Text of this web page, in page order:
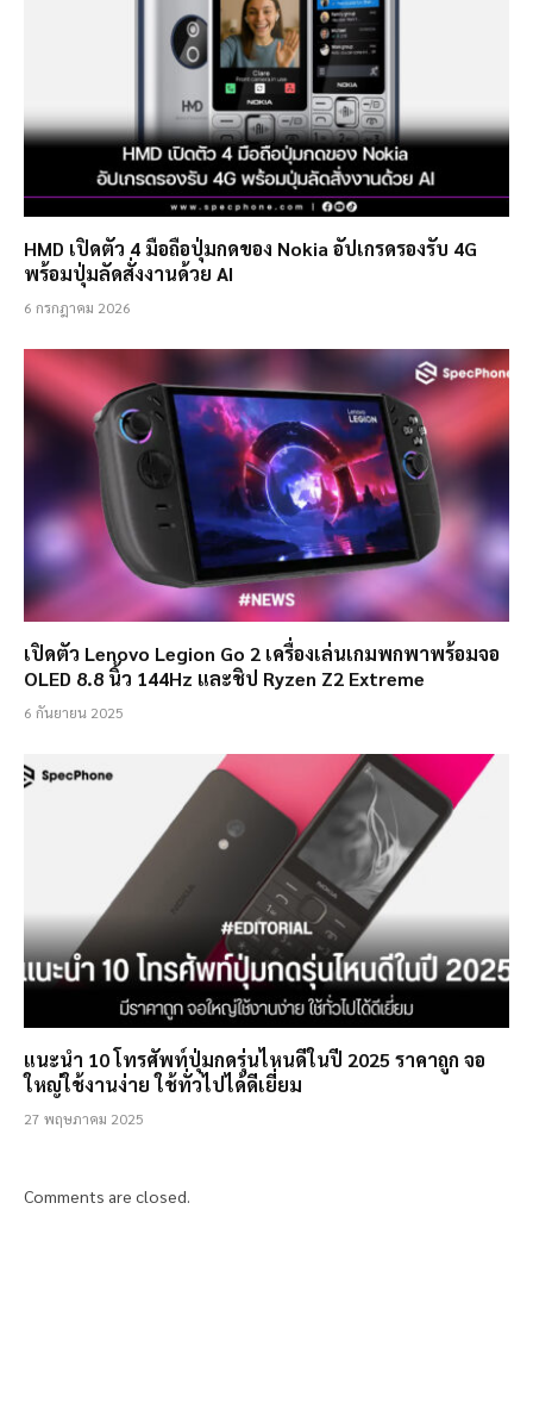
HMD เปิดตัว 4 มือถือปุ่มกดของ Nokia อัปเกรดรองรับ 4G
พร้อมปุ่มลัดสั่งงานด้วย AI
6 กรกฎาคม 2026
เปิดตัว Lenovo Legion Go 2 เครื่องเล่นเกมพกพาพร้อมจอ
OLED 8.8 นิ้ว 144Hz และชิป Ryzen Z2 Extreme
6 กันยายน 2025
แนะนำ 10 โทรศัพท์ปุ่มกดรุ่นไหนดีในปี 2025 ราคาถูก จอ
ใหญ่ใช้งานง่าย ใช้ทั่วไปได้ดีเยี่ยม
27 พฤษภาคม 2025
Comments are closed.